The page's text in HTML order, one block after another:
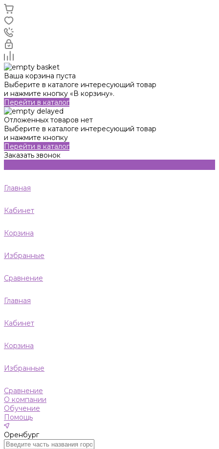
Ваша корзина пуста
Выберите в каталоге интересующий товар
и нажмите кнопку «В корзину».
Перейти в каталог
Отложенных товаров нет
Выберите в каталоге интересующий товар
и нажмите кнопку
Перейти в каталог
Заказать звонок
Главная
Кабинет
Корзина
Избранные
Сравнение
Главная
Кабинет
Корзина
Избранные
Сравнение
О компании
Обучение
Помощь
Оренбург